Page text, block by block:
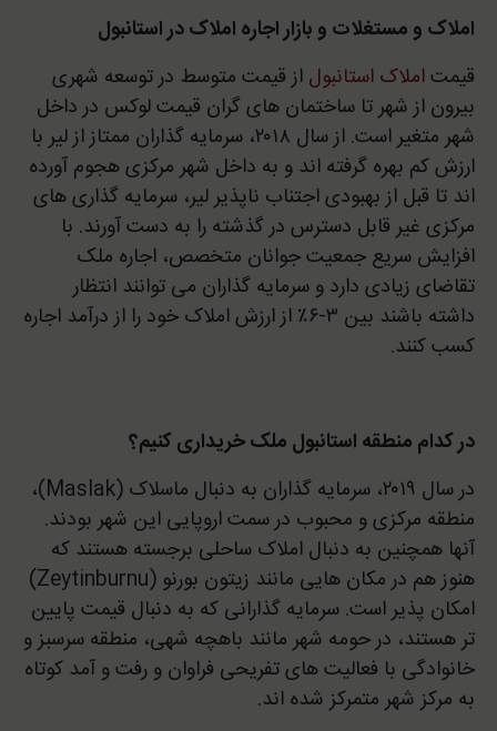
املاک و مستغلات و بازار اجاره املاک در استانبول
قیمتاملاک استانبول از قیمت متوسط در توسعه شهری
بیرون از شهر تا ساختمان های گران قیمت لوکس در داخل
شهر متغیر است. از سال ۲۰۱۸، سرمایه گذاران ممتاز از لیر با
ارزش کم بهره گرفته اند و به داخل شهر مرکزی هجوم آورده
اند تا قبل از بهبودی اجتناب ناپذیر لیر، سرمایه گذاری های
مرکزی غیر قابل دسترس در گذشته را به دست آورند. با
افزایش سریع جمعیت جوانان متخصص، اجاره ملک
تقاضای زیادی دارد و سرمایه گذاران می توانند انتظار
داشته باشند بین ۳-۶٪ از ارزش املاک خود را از درآمد اجاره
کسب کنند.
در کدام منطقه استانبول ملک خریداری کنیم؟
در سال ۲۰۱۹، سرمایه گذاران به دنبال ماسلاک (Maslak)،
منطقه مرکزی و محبوب در سمت اروپایی این شهر بودند.
آنها همچنین به دنبال املاک ساحلی برجسته هستند که
هنوز هم در مکان هایی مانند زیتون بورنو (Zeytinburnu)
امکان پذیر است. سرمایه گذارانی که به دنبال قیمت پایین
تر هستند، در حومه شهر مانند باهچه شهی، منطقه سرسبز و
خانوادگی با فعالیت های تفریحی فراوان و رفت و آمد کوتاه
به مرکز شهر متمرکز شده اند.